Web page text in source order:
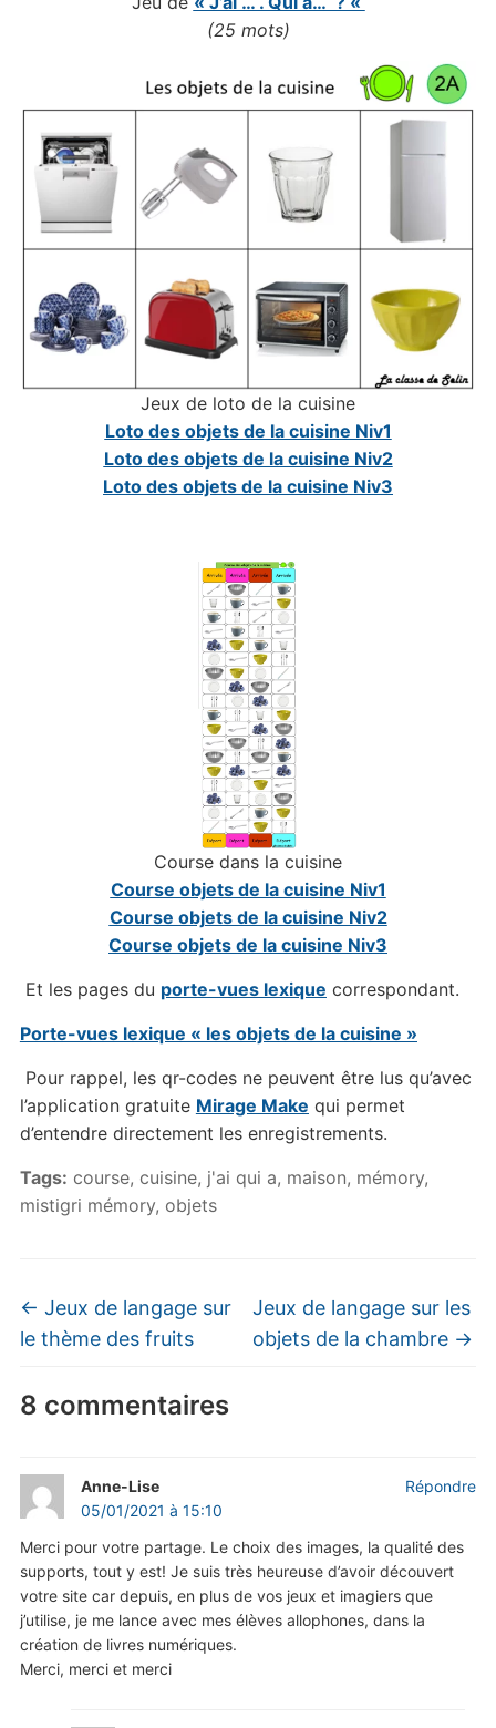
(25 mots)
Jeux de loto de la cuisine
Loto des objets de la cuisine Niv1
Loto des objets de la cuisine Niv2
Loto des objets de la cuisine Niv3
Course dans la cuisine
Course objets de la cuisine Niv1
Course objets de la cuisine Niv2
Course objets de la cuisine Niv3
Et les pages du porte-vues lexique correspondant.
Porte-vues lexique « les objets de la cuisine »
Pour rappel, les qr-codes ne peuvent être lus qu’avec
l’application gratuite Mirage Make qui permet
d’entendre directement les enregistrements.
Tags: course, cuisine, j'ai qui a, maison, mémory,
mistigri mémory, objets
← Jeux de langage sur
le thème des fruits
Jeux de langage sur les
objets de la chambre →
8 commentaires
Anne-Lise
05/01/2021 à 15:10
Merci pour votre partage. Le choix des images, la qualité des
supports, tout y est! Je suis très heureuse d’avoir découvert
votre site car depuis, en plus de vos jeux et imagiers que
j’utilise, je me lance avec mes élèves allophones, dans la
création de livres numériques.
Merci, merci et merci
Répondre